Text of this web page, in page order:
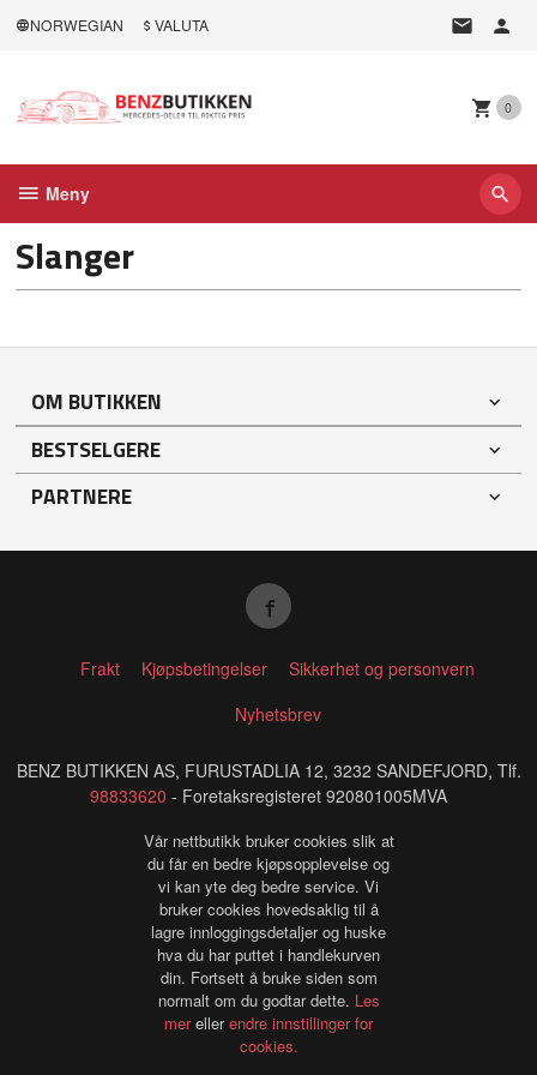
NORWEGIAN VALUTA
0
Meny
Slanger
OM BUTIKKEN
BESTSELGERE
PARTNERE
Frakt Kjøpsbetingelser
Sikkerhet og personvern
Nyhetsbrev
BENZ BUTIKKEN AS, FURUSTADLIA 12, 3232 SANDEFJORD, Tlf.
98833620 - Foretaksregisteret 920801005MVA
Vår nettbutikk bruker cookies slik at
du får en bedre kjøpsopplevelse og
vi kan yte deg bedre service. Vi
bruker cookies hovedsaklig til å
lagre innloggingsdetaljer og huske
hva du har puttet i handlekurven
din. Fortsett å bruke siden som
normalt om du godtar dette. Les
merellerendre innstillinger for
cookies.